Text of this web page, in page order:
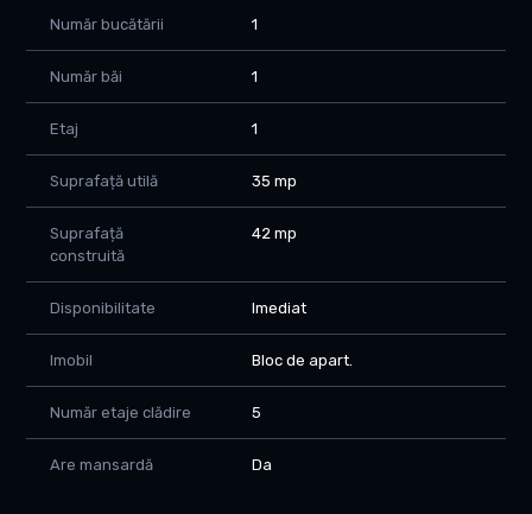
față de școli, grădinițe, farmacii, cabinete medicale, bănci și
datorită infrastructurii dezvoltate și numeroaselor facilități
Detalii proprietate
Apartamentul este situat la etajul 1 al unui imobil cu regim de
înălțime Parter + 5 Etaje, blocul fiind anvelopat termic și
prevăzut cu acoperiș, aspecte care contribuie la eficiența
energetică și confortul locatarilor.
Locuința are o suprafață utilă de 35 mp și este compusă din
living, dormitor, bucătărie separată, baie cu cabină de duș și hol
de acces. Apartamentul a fost renovat recent și oferă un
spațiu bine organizat, ideal pentru o persoană, un cuplu sau
pentru investiție în vederea închirierii.
Amenajări și dotări
parchet laminat, gresie și faianță moderne, instalație realizată
Număr bucătării 1
Număr băi 1
Etaj 1
Suprafață utilă 35 mp
Suprafață
construită
42 mp
Disponibilitate Imediat
Imobil Bloc de apart.
Număr etaje clădire 5
Are mansardă Da